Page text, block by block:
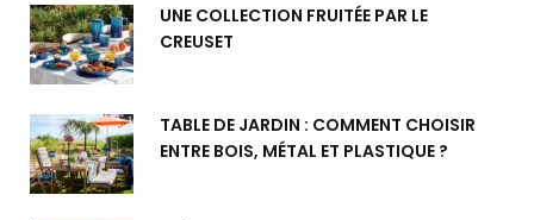
UNE COLLECTION FRUITÉE PAR LE
CREUSET
TABLE DE JARDIN : COMMENT CHOISIR
ENTRE BOIS, MÉTAL ET PLASTIQUE ?